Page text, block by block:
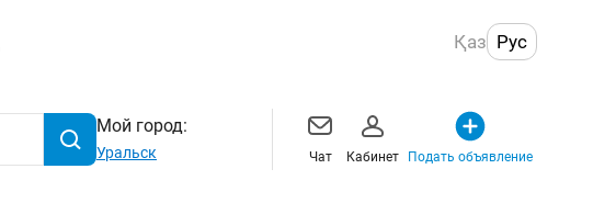
Қаз Рус
Мой город:
Уральск Чат Кабинет Подать объявление